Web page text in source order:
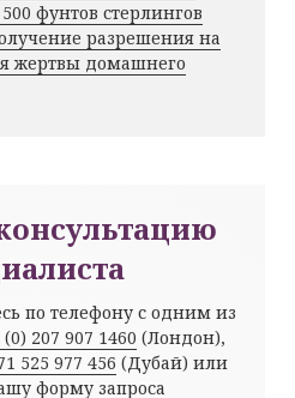
фунтов стерлингов
разрешения на
жертвы домашнего
по телефону с одним из
(0) 207 907 1460 (Лондон),
525 977 456 (Дубай) или
форму запроса